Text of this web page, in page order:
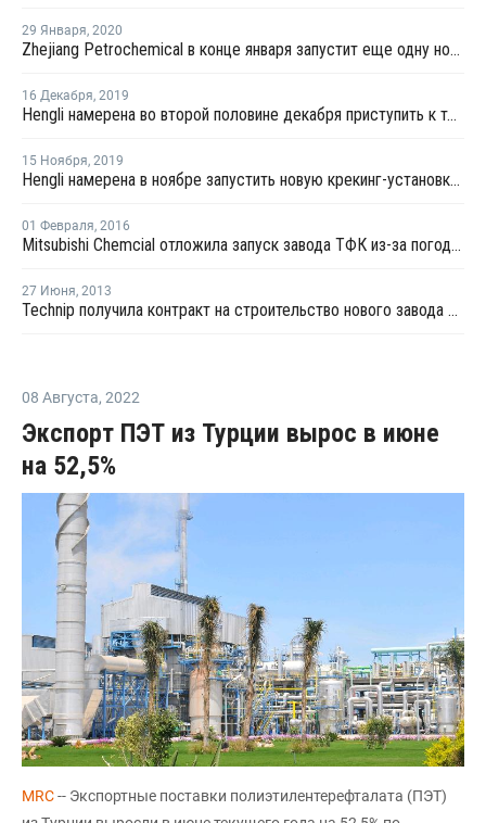
29 Января, 2020
Zhejiang Petrochemical в конце января запустит еще одну новую линию параксилола на востоке Китая
16 Декабря, 2019
Hengli намерена во второй половине декабря приступить к тестовому производству на новом заводе МЭГ в Даляне
15 Ноября, 2019
Hengli намерена в ноябре запустить новую крекинг-установку в Даляне
01 Февраля, 2016
Mitsubishi Chemcial отложила запуск завода ТФК из-за погодных условий
27 Июня, 2013
Technip получила контракт на строительство нового завода по выпуску ТФК в Китае
08 Августа, 2022
Экспорт ПЭТ из Турции вырос в июне
на 52,5%
MRC-- Экспортные поставки полиэтилентерефталата (ПЭТ)